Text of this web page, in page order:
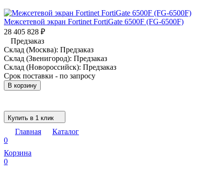
Межсетевой экран Fortinet FortiGate 6500F (FG-6500F)
28 405 828 ₽
Предзаказ
Склад (Москва): Предзаказ
Склад (Звенигород): Предзаказ
Склад (Новороссийск): Предзаказ
Срок поставки - по запросу
В корзину
Купить в 1 клик
Главная
Каталог
0
Корзина
0